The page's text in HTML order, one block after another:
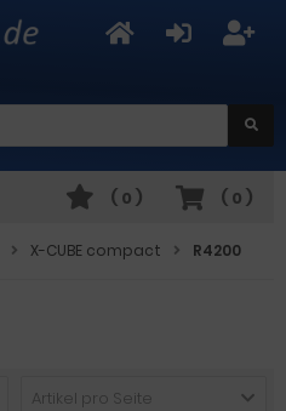
( 0 )
( 0 )
X-CUBE compact R4200
Artikel pro Seite